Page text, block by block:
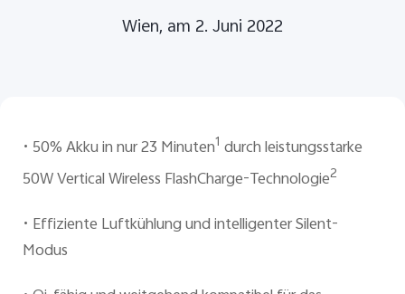
Wien, am 2. Juni 2022
• 50% Akku in nur 23 Minuten1 durch leistungsstarke
50W Vertical Wireless FlashCharge-Technologie2
• Effiziente Luftkühlung und intelligenter Silent-
Modus